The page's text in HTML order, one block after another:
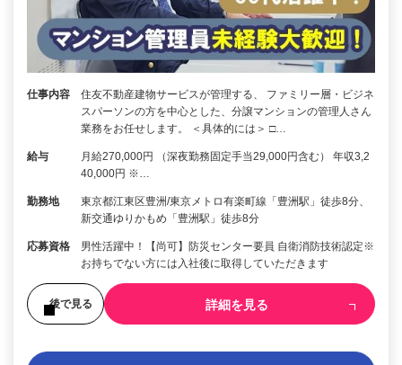
仕事内容
住友不動産建物サービスが管理する、 ファミリー層・ビジネ
スパーソンの方を中心とした、分譲マンションの管理人さん
業務をお任せします。 ＜具体的には＞ □…
給与
月給270,000円 （深夜勤務固定手当29,000円含む） 年収3,2
40,000円 ※…
勤務地
東京都江東区豊洲/東京メトロ有楽町線「豊洲駅」徒歩8分、
新交通ゆりかもめ「豊洲駅」徒歩8分
応募資格
男性活躍中！【尚可】防災センター要員 自衛消防技術認定※
お持ちでない方には入社後に取得していただきます
後で見る 詳細を見る